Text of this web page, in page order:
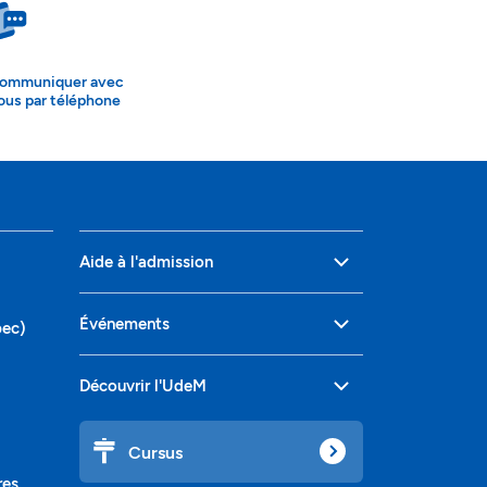
avec
par téléphone
Aide à l'admission
Événements
Découvrir l'UdeM
Cursus